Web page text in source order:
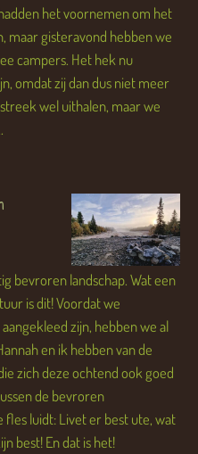
het voornemen om het
maar gisteravond hebben we
campers. Het hek nu
omdat zij dan dus niet meer
wel uithalen, maar we
bevroren landschap. Wat een
is dit! Voordat we
zijn, hebben we al
en ik hebben van de
zich deze ochtend ook goed
de bevroren
fles luidt: Livet er best ute, wat
best! En dat is het!